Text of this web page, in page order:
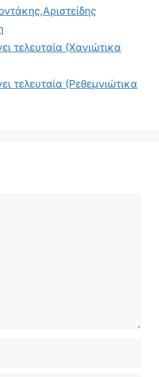
,Αριστείδης
τελευταία (Χανιώτικα
τελευταία (Ρεθεμνιώτικα